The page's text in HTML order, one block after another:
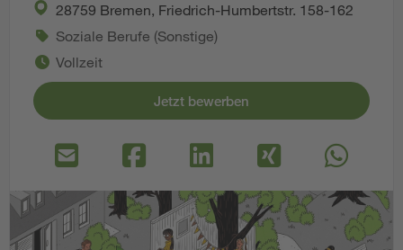
28759 Bremen, Friedrich-Humbertstr. 158-162
Soziale Berufe (Sonstige)
Vollzeit
Jetzt bewerben